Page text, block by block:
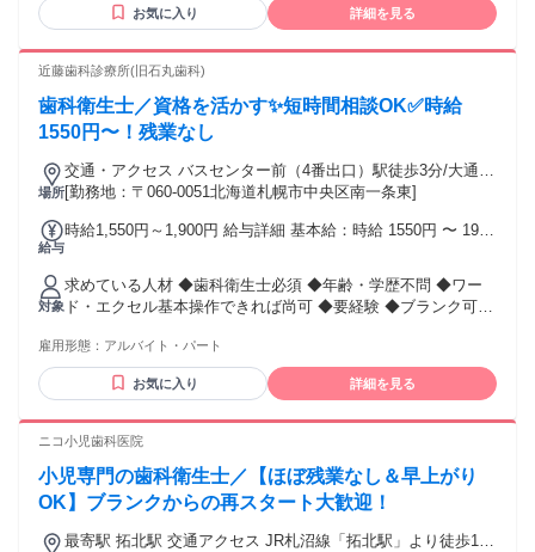
━━━━━━━━━━━━━━━━ ◎ 週1日から働きたい方
内で働きたい方 ◎ Wワークを希望している方 ◎ ブランクか
いる方も、 まずはお気軽にご相談ください♪
お気に入り 詳細を見る
近藤歯科診療所(旧石丸歯科)
歯科衛生士／資格を活かす✨短時間相談OK✅時給
1550円〜！残業なし
場所
交通・アクセス バスセンター前（4番出口）駅徒歩3分/大通駅
徒歩5分
[勤務地：〒060-0051北海道札幌市中央区南一条東]
給与
時給1,550円～1,900円 給与詳細 基本給：時給 1550円 〜 1900
手当 有 時給1600円～ 試用・研修期間：3ヶ月 試用・研修期
間の条件：給与条件が異なる 【給与】 本採用と異なる 基本
給 : 時給 1400円 〜
対象
求めている人材 ◆歯科衛生士必須 ◆年齢・学歴不問 ◆ワー
ド・エクセル基本操作できれば尚可 ◆要経験 ◆ブランク可
での勤務経験をお持ちの方歓迎 【経験者歓迎/有資格者歓迎/
フルタイム歓迎/60代も応募可/長期歓迎/副業・WワークOK/扶
養内勤務OK/主婦・主夫歓迎/学歴不問/フリーター歓迎/ブラン
雇用形態： アルバイト・パート
お気に入り 詳細を見る
ニコ小児歯科医院
小児専門の歯科衛生士／【ほぼ残業なし＆早上がり
OK】ブランクからの再スタート大歓迎！
最寄駅 拓北駅 交通アクセス JR札沼線「拓北駅」より徒歩12